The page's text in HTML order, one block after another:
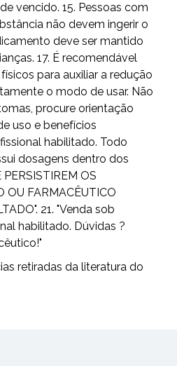
vencido. 15. Pessoas com
não devem ingerir o
deve ser mantido
17. É recomendável
para auxiliar a redução
o modo de usar. Não
procure orientação
uso e benefícios
habilitado. Todo
dosagens dentro dos
OS
OU FARMACÊUTICO
21. "Venda sob
habilitado. Dúvidas ?
retiradas da literatura do